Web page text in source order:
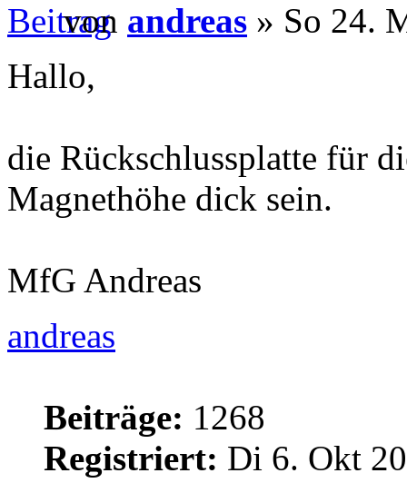
von andreas » So 24.
Hallo,
die Rückschlussplatte für
Magnethöhe dick sein.
MfG Andreas
andreas
Beiträge: 1268
Registriert: Di 6. Okt